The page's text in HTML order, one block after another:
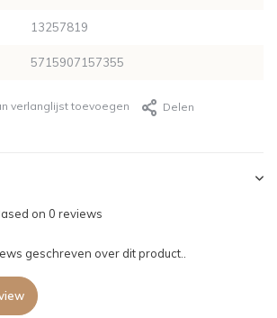
13257819
5715907157355
verlanglijst toevoegen Delen
on 0 reviews
geschreven over dit product..